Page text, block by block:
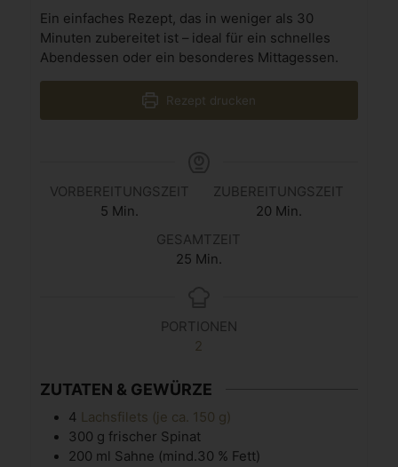
Ein einfaches Rezept, das in weniger als 30
Minuten zubereitet ist – ideal für ein schnelles
Abendessen oder ein besonderes Mittagessen.
Rezept drucken
VORBEREITUNGSZEIT
5 Min.
ZUBEREITUNGSZEIT
20 Min.
GESAMTZEIT
25 Min.
PORTIONEN
2
ZUTATEN & GEWÜRZE
4 Lachsfilets (je ca. 150 g)
300 g frischer Spinat
200 ml Sahne (mind.30 % Fett)